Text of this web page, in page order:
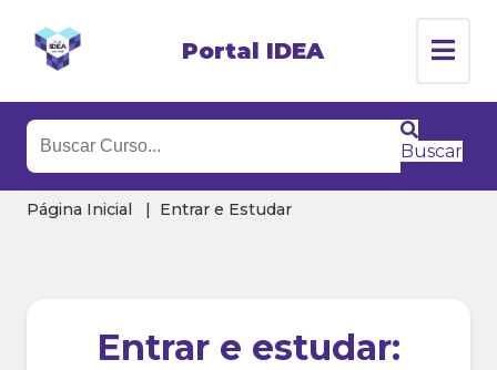
Portal IDEA
Buscar
Página Inicial Entrar e Estudar
Entrar e estudar: